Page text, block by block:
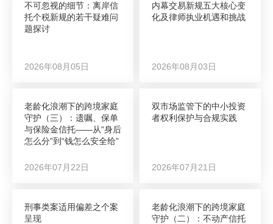
不可忽视的细节：离岸信
托个税新规的若干疑难问
题探讨
2026年08月05日
内幕交易新规五大核心变
化及律师执业机遇和挑战
2026年08月03日
老龄化浪潮下的跨境家庭
守护（三）：遗嘱、保单
与保险金信托——从“身后
怎么分”到“钱怎么安全给”
2026年07月22日
双市场监管下的中小投资
者权利保护与合规实践
2026年07月21日
刑事类案适用偏差之个案
呈现
老龄化浪潮下的跨境家庭
守护（二）：不动产信托